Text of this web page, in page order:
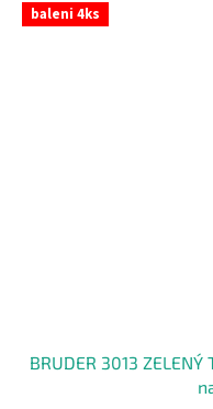
baleni 4ks
BRUDER 3013